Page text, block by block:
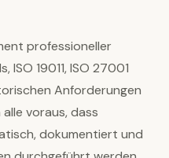
professioneller
ISO 19011, ISO 27001
Anforderungen
voraus, dass
dokumentiert und